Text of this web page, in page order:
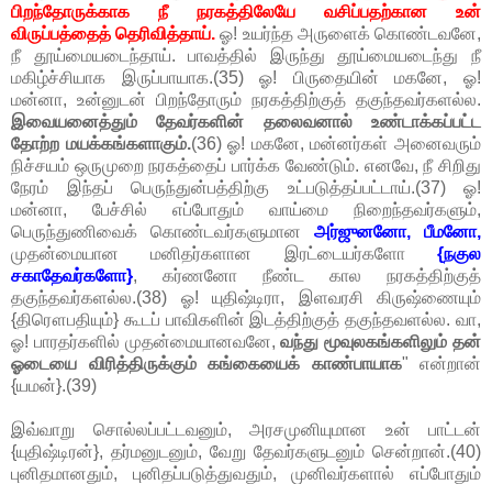
பிறந்தோருக்காக நீ நரகத்திலேயே வசிப்பதற்கான உன்
விருப்பத்தைத் தெரிவித்தாய். ஓ! உயர்ந்த அருளைக் கொண்டவனே,
நீ தூய்மையடைந்தாய். பாவத்தில் இருந்து தூய்மையடைந்து நீ
மகிழ்ச்சியாக இருப்பாயாக.(35) ஓ! பிருதையின் மகனே, ஓ!
மன்னா, உன்னுடன் பிறந்தோரும் நரகத்திற்குத் தகுந்தவர்களல்ல.
இவையனைத்தும் தேவர்களின் தலைவனால் உண்டாக்கப்பட்ட
தோற்ற மயக்கங்களாகும்.(36) ஓ! மகனே, மன்னர்கள் அனைவரும்
நிச்சயம் ஒருமுறை நரகத்தைப் பார்க்க வேண்டும். எனவே, நீ சிறிது
நேரம் இந்தப் பெருந்துன்பத்திற்கு உட்படுத்தப்பட்டாய்.(37) ஓ!
மன்னா, பேச்சில் எப்போதும் வாய்மை நிறைந்தவர்களும்,
பெருந்துணிவைக் கொண்டவர்களுமான அர்ஜுனனோ, பீமனோ,
முதன்மையான மனிதர்களான இரட்டையர்களோ {நகுல
சகாதேவர்களோ}, கர்ணனோ நீண்ட கால நரகத்திற்குத்
தகுந்தவர்களல்ல.(38) ஓ! யுதிஷ்டிரா, இளவரசி கிருஷ்ணையும்
{திரௌபதியும்} கூடப் பாவிகளின் இடத்திற்குத் தகுந்தவளல்ல. வா,
ஓ! பாரதர்களில் முதன்மையானவனே,வந்து மூவுலகங்களிலும் தன்
ஓடையை விரித்திருக்கும் கங்கையைக் காண்பாயாக" என்றான்
{யமன்}.(39)
இவ்வாறு சொல்லப்பட்டவனும், அரசமுனியுமான உன் பாட்டன்
{யுதிஷ்டிரன்}, தர்மனுடனும், வேறு தேவர்களுடனும் சென்றான்.(40)
புனிதமானதும், புனிதப்படுத்துவதும், முனிவர்களால் எப்போதும்